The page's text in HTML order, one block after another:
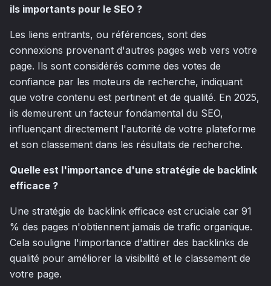
ils importants pour le SEO ?
Les liens entrants, ou références, sont des
connexions provenant d'autres pages web vers votre
page. Ils sont considérés comme des votes de
confiance par les moteurs de recherche, indiquant
que votre contenu est pertinent et de qualité. En 2025,
ils demeurent un facteur fondamental du SEO,
influençant directement l'autorité de votre plateforme
et son classement dans les résultats de recherche.
Quelle est l'importance d'une stratégie de backlink
efficace ?
Une stratégie de backlink efficace est cruciale car 91
% des pages n'obtiennent jamais de trafic organique.
Cela souligne l'importance d'attirer des backlinks de
qualité pour améliorer la visibilité et le classement de
votre page.